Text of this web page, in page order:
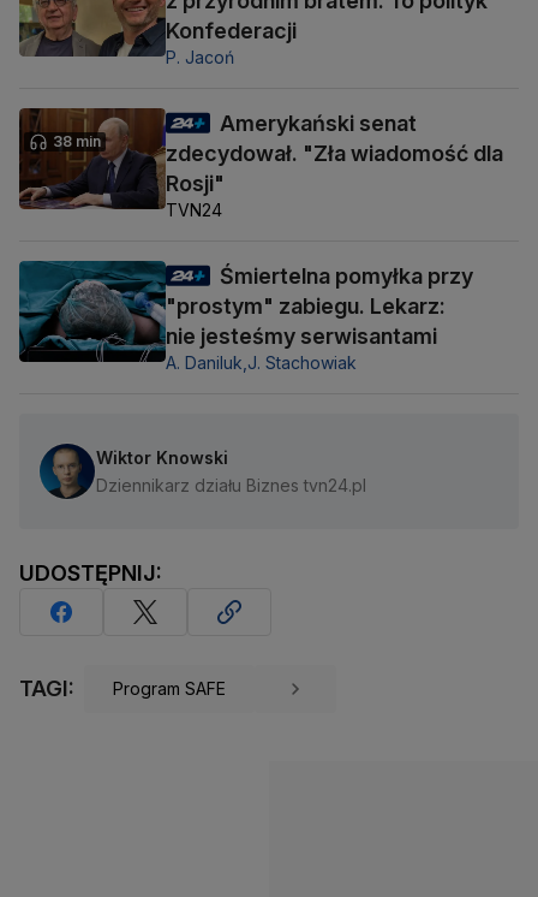
Konfederacji
P. Jacoń
38 min
Amerykański senat
zdecydował. "Zła wiadomość dla
Rosji"
TVN24
Śmiertelna pomyłka przy
"prostym" zabiegu. Lekarz:
nie jesteśmy serwisantami
A. Daniluk, J. Stachowiak
Wiktor Knowski
Dziennikarz działu Biznes tvn24.pl
UDOSTĘPNIJ:
TAGI: Program SAFE